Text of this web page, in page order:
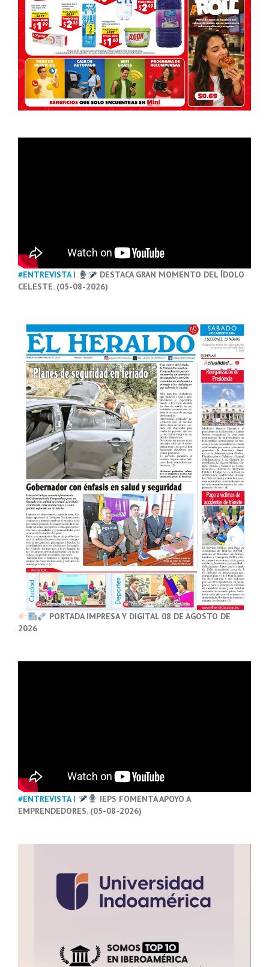
#ENTREVISTA|
DESTACA GRAN MOMENTO DEL ÍDOLO
CELESTE. (05-08-2026)
PORTADA IMPRESA Y DIGITAL 08 DE AGOSTO DE
2026
#ENTREVISTA|
IEPS FOMENTA APOYO A
EMPRENDEDORES. (05-08-2026)